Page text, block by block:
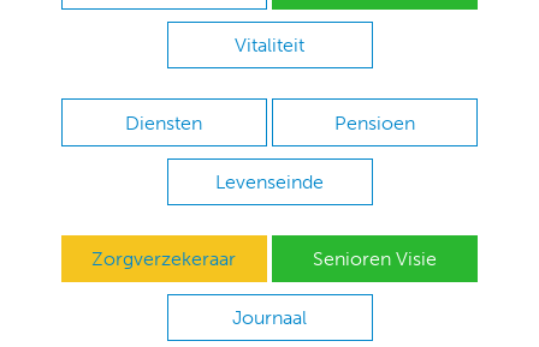
Vitaliteit
Diensten Pensioen
Levenseinde
Zorgverzekeraar Senioren Visie
Journaal